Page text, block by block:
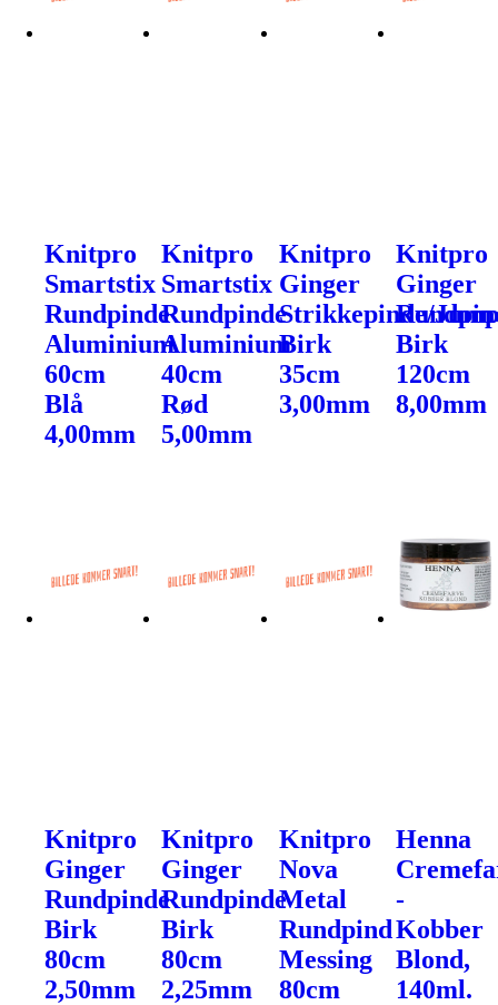
Knitpro
Smartstix
Rundpinde
Aluminium
60cm
Blå
4,00mm
Knitpro
Smartstix
Rundpinde
Aluminium
40cm
Rød
5,00mm
Knitpro
Ginger
Strikkepinde/
Birk
35cm
3,00mm
Knitpro
Ginger
Birk
120cm
8,00mm
Knitpro
Ginger
Rundpinde
Birk
80cm
2,50mm
Knitpro
Ginger
Rundpinde
Birk
80cm
2,25mm
Knitpro
Nova
Metal
Rundpind
Messing
80cm
Henna
-
Kobber
Blond,
140ml.